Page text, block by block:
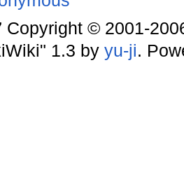
Copyright © 2001-
1.3 by yu-ji.